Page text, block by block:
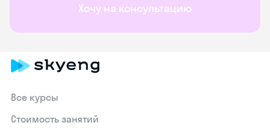
Хочу на консультацию
Все курсы
Стоимость занятий